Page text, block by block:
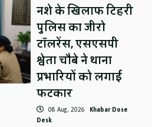
नशे के खिलाफ टिहरी
पुलिस का जीरो
टॉलरेंस, एसएसपी
श्वेता चौबे ने थाना
प्रभारियों को लगाई
फटकार
08 Aug, 2026 Khabar Dose
Desk